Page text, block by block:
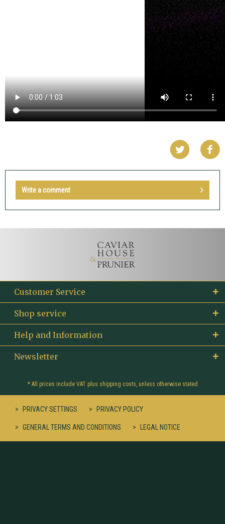
Write a comment
Customer Service
Shop service
Help and Information
Newsletter
* All prices include VAT plus shipping costs, unless otherwise stated
PRIVACY SETTINGS PRIVACY POLICY
GENERAL TERMS AND CONDITIONS LEGAL NOTICE